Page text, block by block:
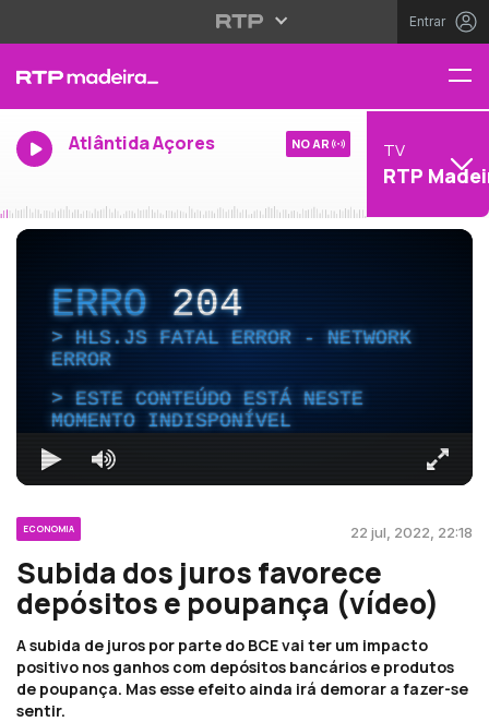
Entrar
Atlântida Açores NO AR TV
RTP
ERRO204
HLS.JS FATAL ERROR - NETWORK
ERROR
ESTE CONTEÚDO ESTÁ NESTE
MOMENTO INDISPONÍVEL
ECONOMIA 22 jul, 2022, 22:18
Subida dos juros favorece
depósitos e poupança (vídeo)
A subida de juros por parte do BCE vai ter um impacto
positivo nos ganhos com depósitos bancários e produtos
de poupança. Mas esse efeito ainda irá demorar a fazer-se
sentir.